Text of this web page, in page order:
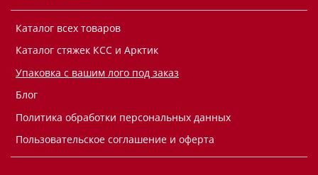
Каталог всех товаров
Каталог стяжек КСС и Арктик
Упаковка с вашим лого под заказ
Блог
Политика обработки персональных данных
Пользовательское соглашение и оферта